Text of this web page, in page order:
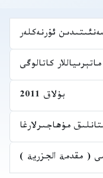
ئۆرنەكلەر
كاتالوگى
بۇلاق 2011
مۇھاجىرلارغا
( مقدمة الجزرية )